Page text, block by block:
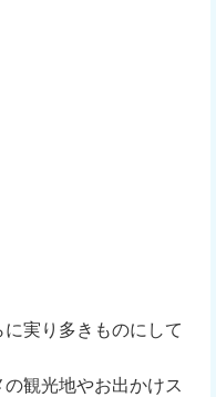
実り多きものにして
観光地やお出かけス